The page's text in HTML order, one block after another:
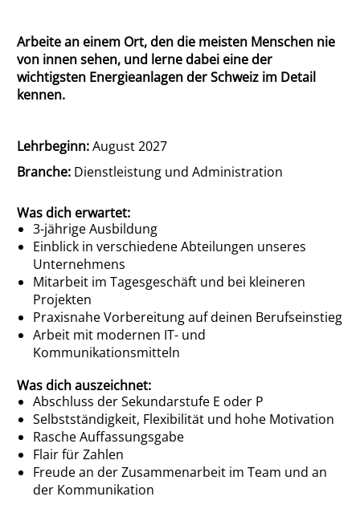
Arbeite an einem Ort, den die meisten Menschen nie
von innen sehen, und lerne dabei eine der
wichtigsten Energieanlagen der Schweiz im Detail
kennen.
Lehrbeginn:August 2027
Branche: Dienstleistung und Administration
Was dich erwartet:
3-jährige Ausbildung
Einblick in verschiedene Abteilungen unseres
Unternehmens
Mitarbeit im Tagesgeschäft und bei kleineren
Projekten
Praxisnahe Vorbereitung auf deinen Berufseinstieg
Arbeit mit modernen IT- und
Kommunikationsmitteln
Was dich auszeichnet:
Abschluss der Sekundarstufe E oder P
Selbstständigkeit, Flexibilität und hohe Motivation
Rasche Auffassungsgabe
Flair für Zahlen
Freude an der Zusammenarbeit im Team und an
der Kommunikation